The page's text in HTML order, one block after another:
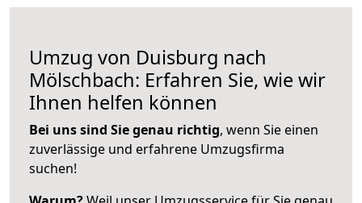
Umzug von Duisburg nach
Mölschbach: Erfahren Sie, wie wir
Ihnen helfen können
Bei uns sind Sie genau richtig, wenn Sie einen
zuverlässige und erfahrene Umzugsfirma
suchen!